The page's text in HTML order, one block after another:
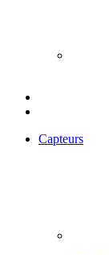
Capteurs